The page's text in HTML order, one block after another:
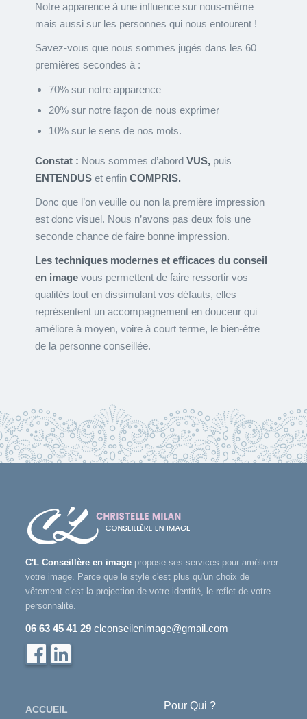
Notre apparence à une influence sur nous-même
mais aussi sur les personnes qui nous entourent !
Savez-vous que nous sommes jugés dans les 60
premières secondes à :
70% sur notre apparence
20% sur notre façon de nous exprimer
10% sur le sens de nos mots.
Constat : Nous sommes d’abord VUS,puis
ENTENDUSet enfin COMPRIS.
Donc que l’on veuille ou non la première impression
est donc visuel. Nous n’avons pas deux fois une
seconde chance de faire bonne impression.
Les techniques modernes et efficaces du conseil
en image vous permettent de faire ressortir vos
qualités tout en dissimulant vos défauts, elles
représentent un accompagnement en douceur qui
améliore à moyen, voire à court terme, le bien-être
de la personne conseillée.
C'L Conseillère en image propose ses services pour améliorer
votre image. Parce que le style c'est plus qu'un choix de
vêtement c'est la projection de votre identité, le reflet de votre
personnalité.
06 63 45 41 29 clconseilenimage@gmail.com
ACCUEIL Pour Qui ?